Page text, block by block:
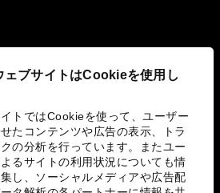
ェブサイトはCookieを使用し
トではCookieを使って、ユーザー
たコンテンツや広告の表示、トラ
の分析を行っています。またユー
るサイトの利用状況についても情
し、ソーシャルメディアや広告配
り組み